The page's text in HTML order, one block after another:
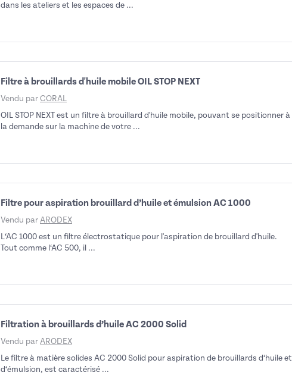
dans les ateliers et les espaces de ...
Filtre à brouillards d'huile mobile OIL STOP NEXT
Vendu par CORAL
OIL STOP NEXT est un filtre à brouillard d'huile mobile, pouvant se positionner à
la demande sur la machine de votre ...
Filtre pour aspiration brouillard d’huile et émulsion AC 1000
Vendu par ARODEX
L‘AC 1000 est un filtre électrostatique pour l'aspiration de brouillard d'huile.
Tout comme l‘AC 500, il ...
Filtration à brouillards d’huile AC 2000 Solid
Vendu par ARODEX
Le filtre à matière solides AC 2000 Solid pour aspiration de brouillards d‘huile et
d‘émulsion, est caractérisé ...